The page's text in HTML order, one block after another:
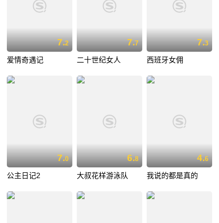
7.2
爱情奇遇记
7.7
二十世纪女人
7.3
西班牙女佣
7.0
公主日记2
6.8
大叔花样游泳队
4.6
我说的都是真的